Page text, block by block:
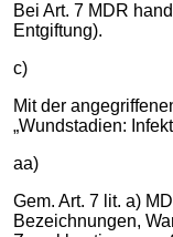
Bei Art. 7 MDR
Entgiftung).
c)
Mit der
„Wundstadien:
aa)
Gem. Art. 7 lit. a)
Bezeichnungen,